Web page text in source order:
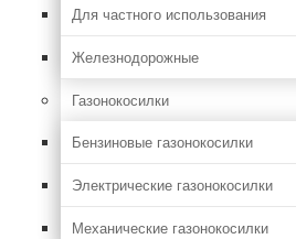
Для частного использования
Железнодорожные
Газонокосилки
Бензиновые газонокосилки
Электрические газонокосилки
Механические газонокосилки